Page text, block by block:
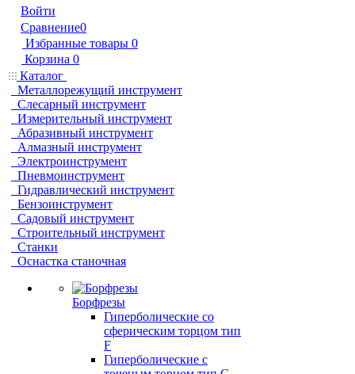
Войти
Сравнение0
Избранные товары 0
Корзина 0
Каталог
Металлорежущий инструмент
Слесарный инструмент
Измерительный инструмент
Абразивный инструмент
Алмазный инструмент
Электроинструмент
Пневмоинструмент
Гидравлический инструмент
Бензоинструмент
Садовый инструмент
Строительный инструмент
Станки
Оснастка станочная
Борфрезы
Гиперболические cо
сферическим торцом тип
F
Гиперболические с